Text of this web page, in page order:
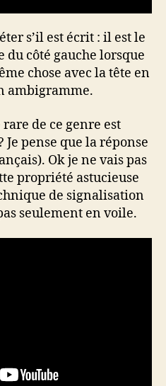
s’il est écrit : il est le
du côté gauche lorsque
chose avec la tête en
ambigramme.
de ce genre est
Je pense que la réponse
Ok je ne vais pas
propriété astucieuse
de signalisation
seulement en voile.